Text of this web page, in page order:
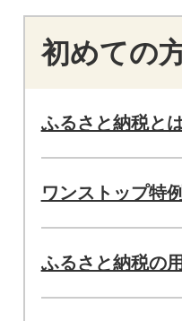
初めての
ふるさと納税と
ワンストップ特
ふるさと納税の